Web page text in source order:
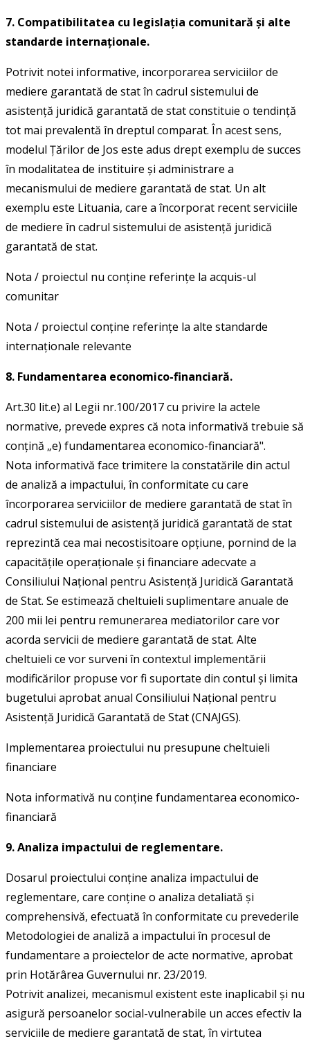
7. Compatibilitatea cu legislaţia comunitară şi alte
standarde internaţionale.
Potrivit notei informative, incorporarea serviciilor de
mediere garantată de stat în cadrul sistemului de
asistență juridică garantată de stat constituie o tendință
tot mai prevalentă în dreptul comparat. În acest sens,
modelul Țărilor de Jos este adus drept exemplu de succes
în modalitatea de instituire și administrare a
mecanismului de mediere garantată de stat. Un alt
exemplu este Lituania, care a încorporat recent serviciile
de mediere în cadrul sistemului de asistență juridică
garantată de stat.
Nota / proiectul nu conţine referinţe la acquis-ul
comunitar
Nota / proiectul conţine referinţe la alte standarde
internaţionale relevante
8. Fundamentarea economico-financiară.
Art.30 lit.e) al Legii nr.100/2017 cu privire la actele
normative, prevede expres că nota informativă trebuie să
conțină „e) fundamentarea economico-financiară".
Nota informativă face trimitere la constatările din actul
de analiză a impactului, în conformitate cu care
încorporarea serviciilor de mediere garantată de stat în
cadrul sistemului de asistență juridică garantată de stat
reprezintă cea mai necostisitoare opțiune, pornind de la
capacitățile operaționale și financiare adecvate a
Consiliului Național pentru Asistență Juridică Garantată
de Stat. Se estimează cheltuieli suplimentare anuale de
200 mii lei pentru remunerarea mediatorilor care vor
acorda servicii de mediere garantată de stat. Alte
cheltuieli ce vor surveni în contextul implementării
modificărilor propuse vor fi suportate din contul și limita
bugetului aprobat anual Consiliului Național pentru
Asistență Juridică Garantată de Stat (CNAJGS).
Implementarea proiectului nu presupune cheltuieli
financiare
Nota informativă nu conține fundamentarea economico-
financiară
9. Analiza impactului de reglementare.
Dosarul proiectului conține analiza impactului de
reglementare, care conține o analiza detaliată și
comprehensivă, efectuată în conformitate cu prevederile
Metodologiei de analiză a impactului în procesul de
fundamentare a proiectelor de acte normative, aprobat
prin Hotărârea Guvernului nr. 23/2019.
Potrivit analizei, mecanismul existent este inaplicabil și nu
asigură persoanelor social-vulnerabile un acces efectiv la
serviciile de mediere garantată de stat, în virtutea